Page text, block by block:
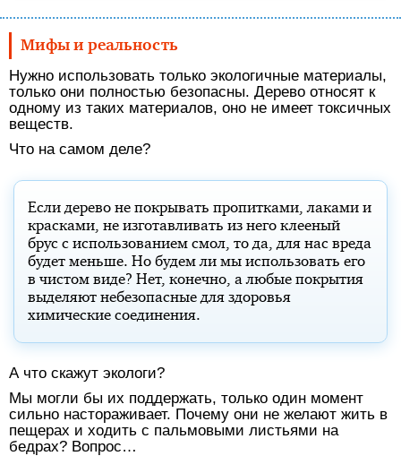
Мифы и реальность
Нужно использовать только экологичные материалы,
только они полностью безопасны. Дерево относят к
одному из таких материалов, оно не имеет токсичных
веществ.
Что на самом деле?
Если дерево не покрывать пропитками, лаками и
красками, не изготавливать из него клееный
брус с использованием смол, то да, для нас вреда
будет меньше. Но будем ли мы использовать его
в чистом виде? Нет, конечно, а любые покрытия
выделяют небезопасные для здоровья
химические соединения.
А что скажут экологи?
Мы могли бы их поддержать, только один момент
сильно настораживает. Почему они не желают жить в
пещерах и ходить с пальмовыми листьями на
бедрах? Вопрос…